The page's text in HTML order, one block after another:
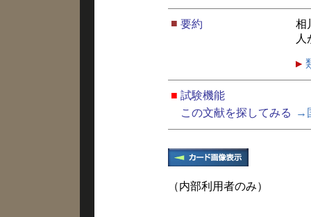
■ 要約
相
人
■ 試験機能
この文献を探してみる
→
（内部利用者のみ）